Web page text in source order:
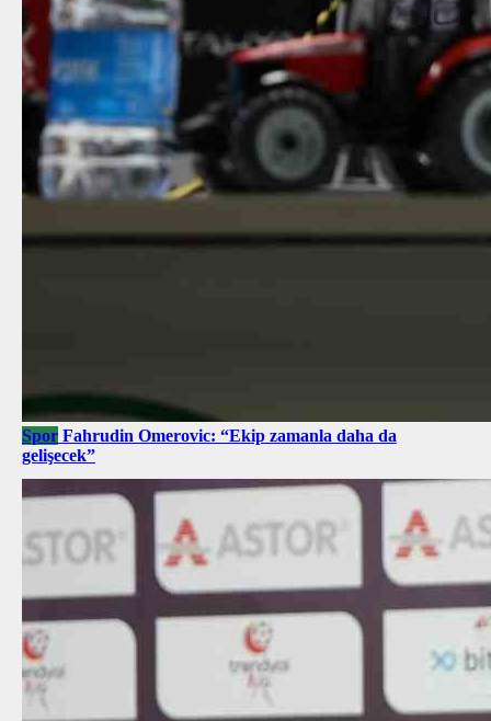
Spor Fahrudin Omerovic: “Ekip zamanla daha da
gelişecek”